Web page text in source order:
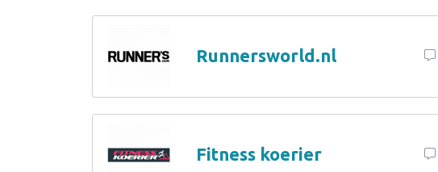
Runnersworld.nl
Fitness koerier